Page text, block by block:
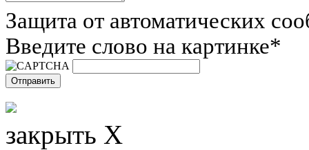
Защита от автоматических
Введите слово на картинке*
закрыть X